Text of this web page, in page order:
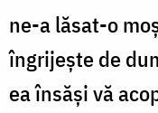
ne-a lăsat-o
îngrijeşte de
ea însăşi vă